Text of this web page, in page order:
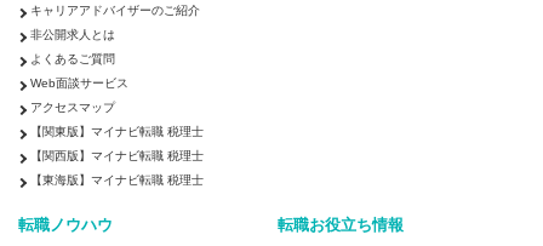
キャリアアドバイザーのご紹介
非公開求人とは
よくあるご質問
Web面談サービス
アクセスマップ
【関東版】マイナビ転職 税理士
【関西版】マイナビ転職 税理士
【東海版】マイナビ転職 税理士
転職ノウハウ 転職お役立ち情報